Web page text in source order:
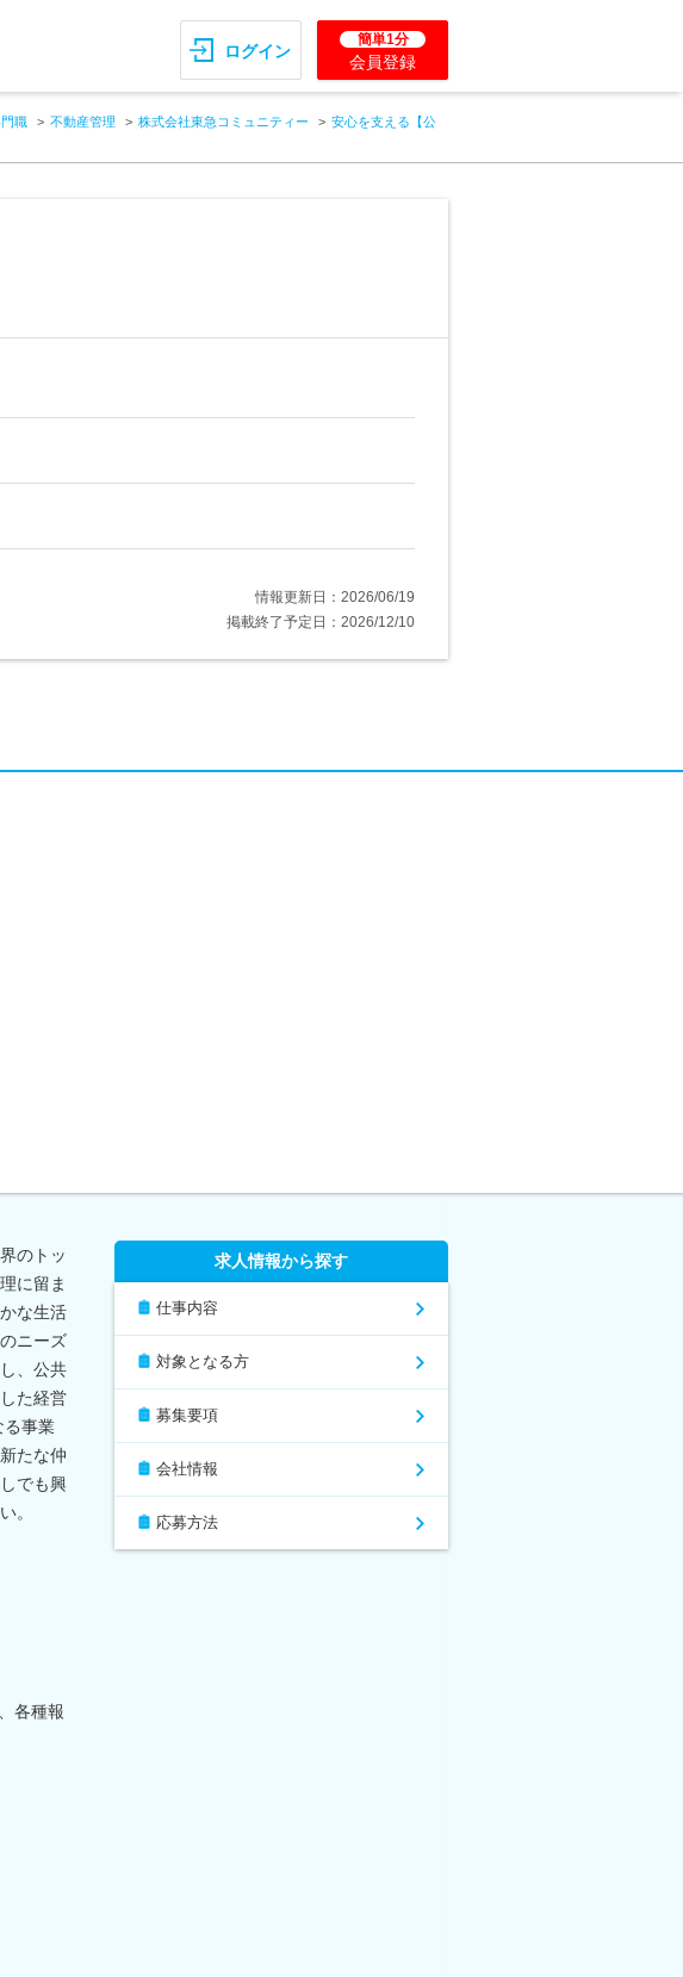
ログイン
簡単1分
会員登録
職 不動産管理 株式会社東急コミュニティー 安心を支える【公
情報更新日：2026/06/19
掲載終了予定日：2026/12/10
のトッ
に留ま
な生活
ニーズ
、公共
た経営
る事業
たな仲
でも興
。
各種報
求人情報から探す
仕事内容
対象となる方
募集要項
会社情報
応募方法